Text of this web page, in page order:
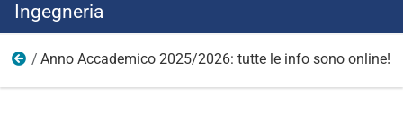
Ingegneria
News
Anno Accademico 2025/2026: tutte le info sono online!